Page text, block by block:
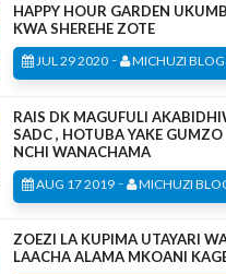
HAPPY HOUR GARDEN
KWA SHEREHE ZOTE
JUL 29 2020 - MICHUZI BLOG
RAIS DK MAGUFULI
SADC , HOTUBA YAKE
NCHI WANACHAMA
AUG 17 2019 - MICHUZI
ZOEZI LA KUPIMA UTAYARI
LAACHA ALAMA MKOANI